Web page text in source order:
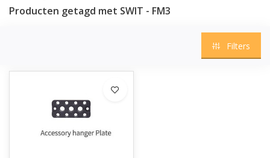
Producten getagd met SWIT - FM3
Filters